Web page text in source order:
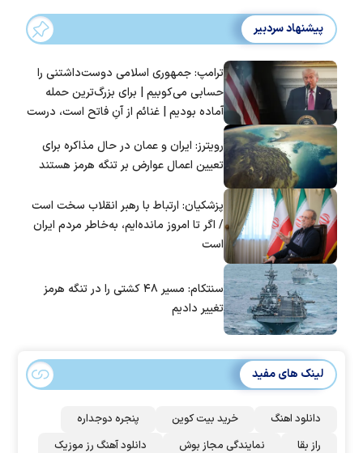
پیشنهاد سردبیر
ترامپ: جمهوری اسلامی دوست‌داشتنی را
حسابی می‌کوبیم | برای بزرگ‌ترین حمله
آماده بودیم | غنائم از آنِ فاتح است، درست
رویترز: ایران و عمان در حال مذاکره برای
تعیین اعمال عوارض بر تنگه هرمز هستند
پزشکیان: ارتباط با رهبر انقلاب سخت است
/ اگر تا امروز مانده‌ایم، به‌خاطر مردم ایران
است
سنتکام: مسیر ۴۸ کشتی را در تنگه هرمز
تغییر دادیم
لینک های مفید
دانلود اهنگ خرید بیت کوین
پنجره دوجداره
راز بقا
نمایندگی مجاز بوش دانلود آهنگ رز‌ موزیک